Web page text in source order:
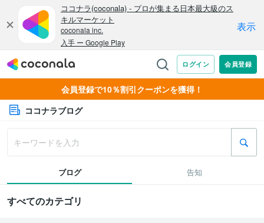
会員登録で10％割引クーポンを獲得！
ココナラブログ
ブログ 告知
すべてのカテゴリ